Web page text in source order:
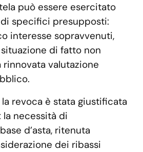
può essere esercitato
specifici presupposti:
interesse sopravvenuti,
di fatto non
valutazione
revoca è stata giustificata
la necessità di
d’asta, ritenuta
dei ribassi